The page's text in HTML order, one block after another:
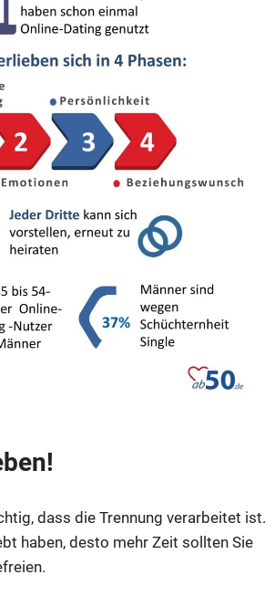
dass die Trennung verarbeitet ist.
haben, desto mehr Zeit sollten Sie